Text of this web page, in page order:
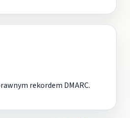
rekordem DMARC.